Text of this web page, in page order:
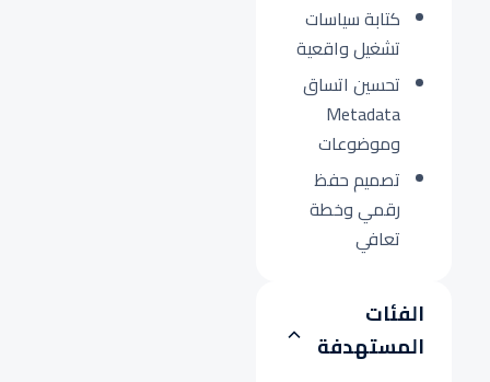
كتابة سياسات
تشغيل واقعية
تحسين اتساق
Metadata
وموضوعات
تصميم حفظ
رقمي وخطة
تعافي
الفئات
المستهدفة